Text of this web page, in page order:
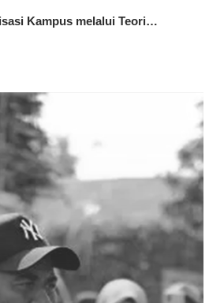
Kampus melalui Teori…